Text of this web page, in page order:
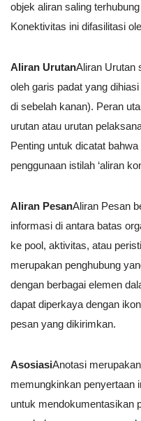
objek aliran saling
Konektivitas ini difasilitasi
Aliran UrutanAliran Urutan
oleh garis padat yang
di sebelah kanan). Peran
urutan atau urutan
Penting untuk dicatat
penggunaan istilah ‘aliran
Aliran PesanAliran Pesan
informasi di antara batas
ke pool, aktivitas, atau
merupakan penghubung
dengan berbagai elemen
dapat diperkaya dengan
pesan yang dikirimkan.
AsosiasiAnotasi
memungkinkan penyertaan
untuk mendokumentasikan